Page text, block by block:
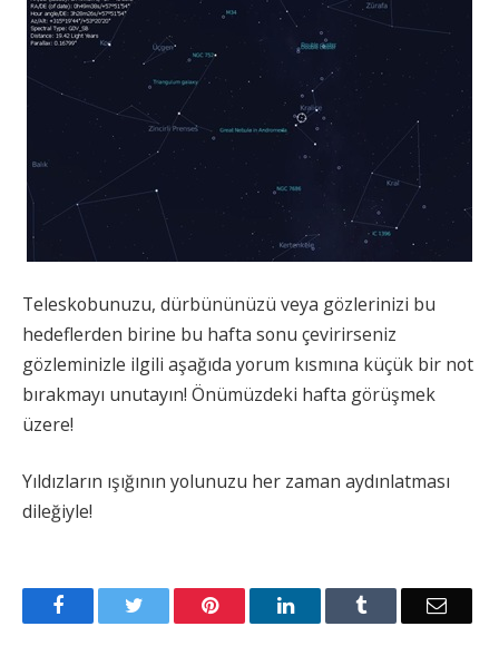
Teleskobunuzu, dürbününüzü veya gözlerinizi bu
hedeflerden birine bu hafta sonu çevirirseniz
gözleminizle ilgili aşağıda yorum kısmına küçük bir not
bırakmayı unutayın! Önümüzdeki hafta görüşmek
üzere!
Yıldızların ışığının yolunuzu her zaman aydınlatması
dileğiyle!
FacebookTwitter Pinterest LinkedInTumblr Email